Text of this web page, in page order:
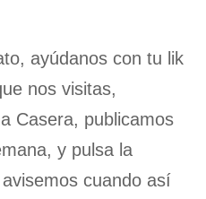
ayúdanos con tu lik
nos visitas,
Casera, publicamos
y pulsa la
cuando así